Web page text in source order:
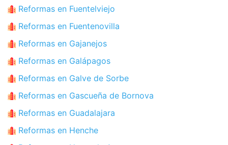
Reformas en Fuentelviejo
Reformas en Fuentenovilla
Reformas en Gajanejos
Reformas en Galápagos
Reformas en Galve de Sorbe
Reformas en Gascueña de Bornova
Reformas en Guadalajara
Reformas en Henche